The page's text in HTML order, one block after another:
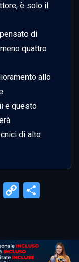
è solo il
di
quattro
allo
e questo
di alto
X
Copy